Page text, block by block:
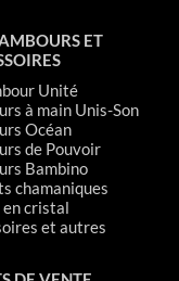
ET
Unité
à main Unis-Son
Océan
de Pouvoir
Bambino
chamaniques
cristal
et autres